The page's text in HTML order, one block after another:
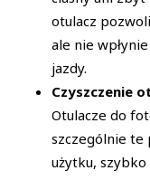
otulacz
ale nie
jazdy.
Czyszczenie
Otulacze do
szczególnie te
użytku,